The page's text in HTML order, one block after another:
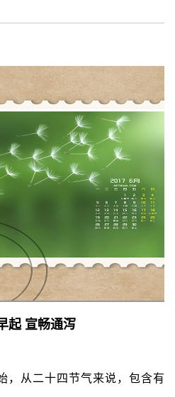
起 宣畅通泻
，从二十四节气来说，包含有